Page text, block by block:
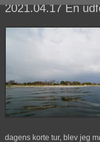
2021.04.17 En
dagens korte tur, blev jeg